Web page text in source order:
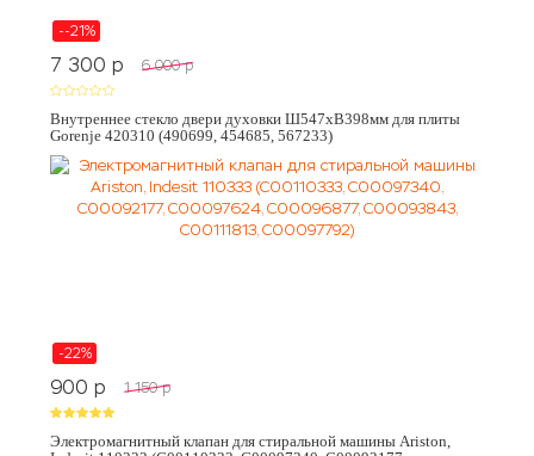
--21%
7 300 p 6 000 p
Внутреннее стекло двери духовки Ш547хВ398мм для плиты
Gorenje 420310 (490699, 454685, 567233)
-22%
900 p 1 150 p
Электромагнитный клапан для стиральной машины Ariston,